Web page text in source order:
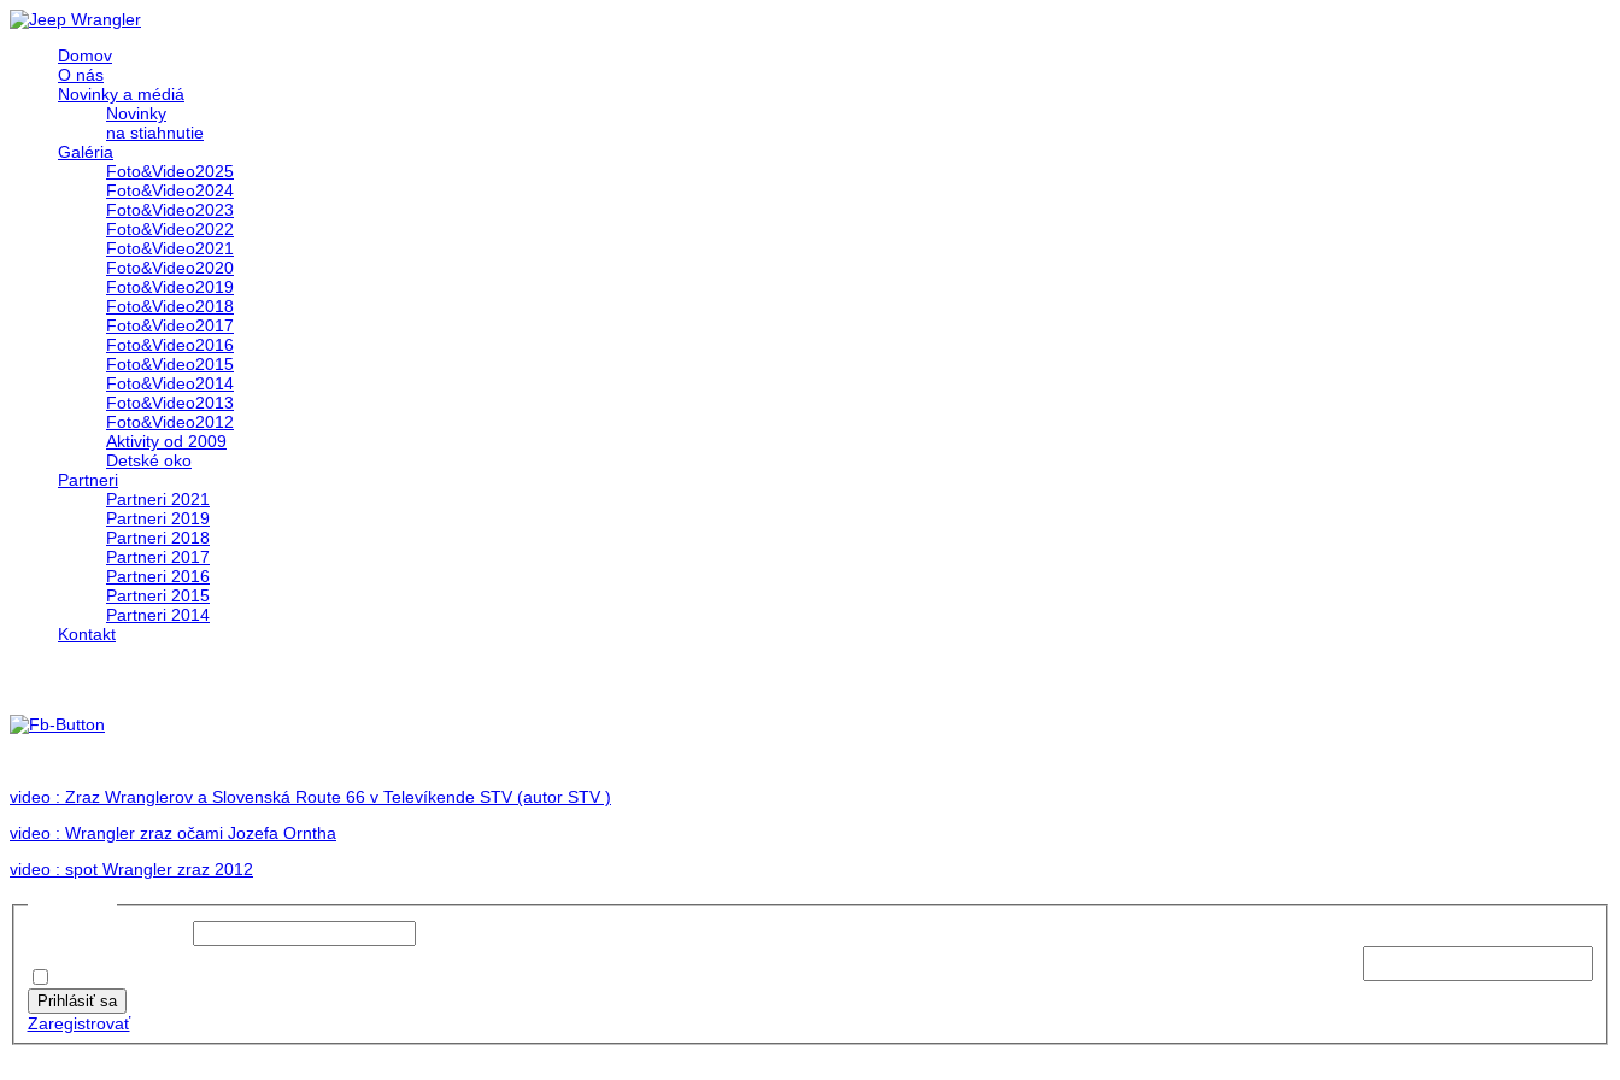
Domov
O nás
Novinky a médiá
Novinky
na stiahnutie
Galéria
Foto&Video2025
Foto&Video2024
Foto&Video2023
Foto&Video2022
Foto&Video2021
Foto&Video2020
Foto&Video2019
Foto&Video2018
Foto&Video2017
Foto&Video2016
Foto&Video2015
Foto&Video2014
Foto&Video2013
Foto&Video2012
Aktivity od 2009
Detské oko
Partneri
Partneri 2021
Partneri 2019
Partneri 2018
Partneri 2017
Partneri 2016
Partneri 2015
Partneri 2014
Kontakt
video : Zraz Wranglerov a Slovenská Route 66 v Televíkende STV (autor STV )
video : Wrangler zraz očami Jozefa Orntha
video : spot Wrangler zraz 2012
Prihlásiť sa
Zaregistrovať